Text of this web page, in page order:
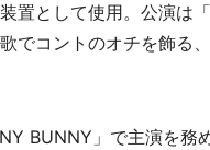
置として使用。公演は
でコントのオチを飾る
BUNNY」で主演を務